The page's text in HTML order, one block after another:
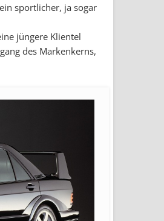
sportlicher, ja sogar
jüngere Klientel
des Markenkerns,